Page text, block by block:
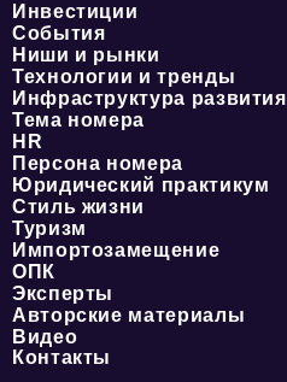
Инвестиции
События
Ниши и рынки
Технологии и тренды
Инфраструктура развития
Тема номера
HR
Персона номера
Юридический практикум
Стиль жизни
Туризм
Импортозамещение
ОПК
Эксперты
Авторские материалы
Видео
Контакты